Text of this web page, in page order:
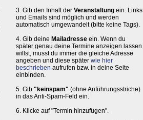
3. Gib den Inhalt der Veranstaltung ein. Links
und Emails sind möglich und werden
automatisch umgewandelt (bitte keine Tags).
4. Gib deine Mailadresse ein. Wenn du
später genau deine Termine anzeigen lassen
willst, musst du immer die gleiche Adresse
angeben und diese später wie hier
beschrieben aufrufen bzw. in deine Seite
einbinden.
5. Gib "keinspam" (ohne Anführungsstriche)
in das Anti-Spam-Feld ein.
6. Klicke auf "Termin hinzufügen".